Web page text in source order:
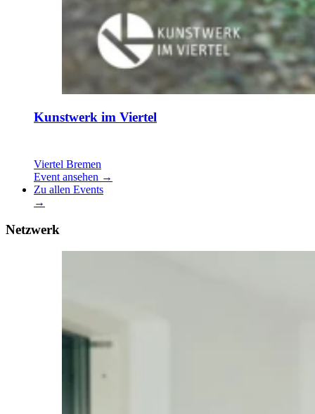
Kunstwerk im Viertel
Viertel Bremen
Event ansehen →
Zu allen Events
→
Netzwerk